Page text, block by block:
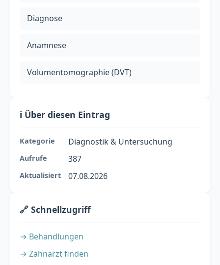
Diagnose
Anamnese
Volumentomographie (DVT)
ℹ️ Über diesen Eintrag
Kategorie Diagnostik & Untersuchung
Aufrufe 387
Aktualisiert 07.08.2026
🔗 Schnellzugriff
→ Behandlungen
→ Zahnarzt finden